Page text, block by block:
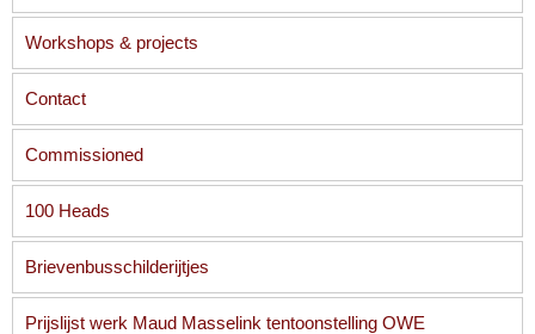
Workshops & projects
Contact
Commissioned
100 Heads
Brievenbusschilderijtjes
Prijslijst werk Maud Masselink tentoonstelling OWE